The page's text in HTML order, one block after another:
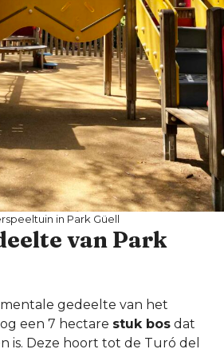
in Park Güell
van Park
gedeelte van het
een 7 hectare stuk bos dat
is. Deze hoort tot de Turó del